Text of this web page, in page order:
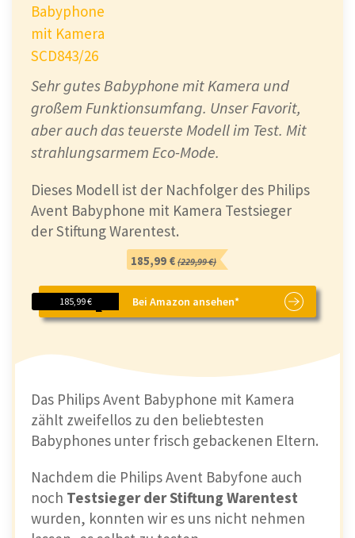
Babyphone
mit Kamera
SCD843/26
Sehr gutes Babyphone mit Kamera und
großem Funktionsumfang. Unser Favorit,
aber auch das teuerste Modell im Test. Mit
strahlungsarmem Eco-Mode.
Dieses Modell ist der Nachfolger des Philips
Avent Babyphone mit Kamera Testsieger
der Stiftung Warentest.
185,99 € (229,99 €)
Bei Amazon ansehen*
185,99 €
Das Philips Avent Babyphone mit Kamera
zählt zweifellos zu den beliebtesten
Babyphones unter frisch gebackenen Eltern.
Nachdem die Philips Avent Babyfone auch
noch Testsieger der Stiftung Warentest
wurden, konnten wir es uns nicht nehmen